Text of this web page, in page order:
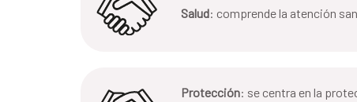
Salud: comprende la atención
Protección: se centra en la